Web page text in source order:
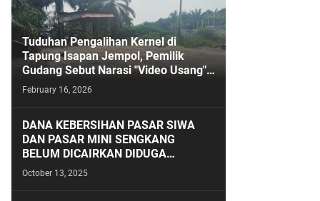
Tuduhan Pengalihan Kernel di
Tapung Isapan Jempol, Pemilik
Gudang Sebut Narasi "Video Usang"
Sengaja Digoreng!
February 16, 2026
DANA KEBERSIHAN PASAR SIWA
DAN PASAR MINI SENGKANG
BELUM DICAIRKAN DIDUGA
ANGGARAN KEBERSIHAN SALAH
October 13, 2025